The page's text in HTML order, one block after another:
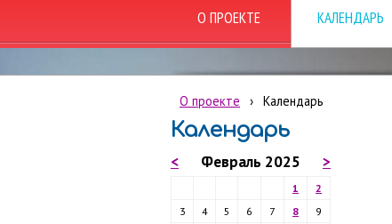
О ПРОЕКТЕ КАЛЕНДАРЬ
О проекте › Календарь
Календарь
< >
Февраль 2025
1
2
3
4 5 6 7 8
9